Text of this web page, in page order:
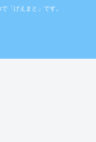
「げえまと」です。